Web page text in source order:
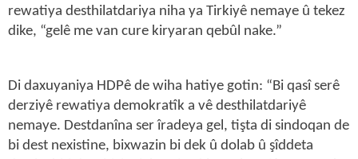
rewatiya desthilatdariya niha ya Tirkiyê nemaye û tekez
dike, “gelê me van cure kiryaran qebûl nake.”
Di daxuyaniya HDPê de wiha hatiye gotin: “Bi qasî serê
derziyê rewatiya demokratîk a vê desthilatdariyê
nemaye. Destdanîna ser îradeya gel, tişta di sindoqan de
bi dest nexistine, bixwazin bi dek û dolab û şîddeta